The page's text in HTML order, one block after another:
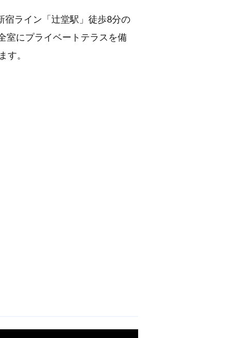
宿ライン「辻堂駅」徒歩8分の
室にプライベートテラスを備
す。